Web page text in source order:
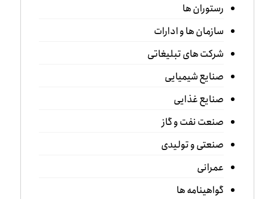
رستوران ها
سازمان ها و ادارات
شرکت های تبلیغاتی
صنایع شیمیایی
صنایع غذایی
صنعت نفت و گاز
صنعتی و تولیدی
عمرانی
گواهینامه ها